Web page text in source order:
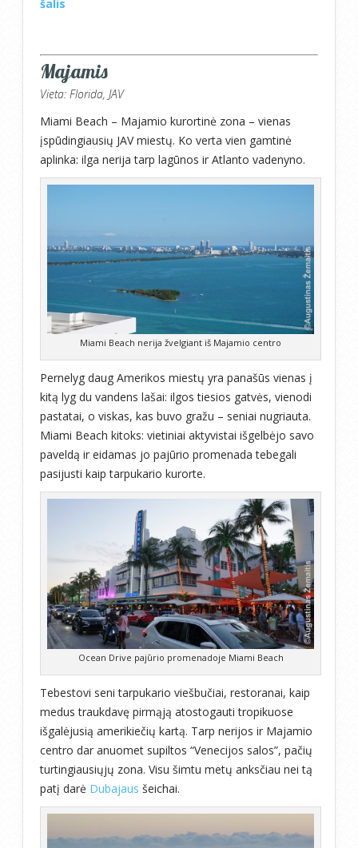
šalis
Majamis
Vieta: Florida, JAV
Miami Beach – Majamio kurortinė zona – vienas
įspūdingiausių JAV miestų. Ko verta vien gamtinė
aplinka: ilga nerija tarp lagūnos ir Atlanto vadenyno.
Miami Beach nerija žvelgiant iš Majamio centro
Pernelyg daug Amerikos miestų yra panašūs vienas į
kitą lyg du vandens lašai: ilgos tiesios gatvės, vienodi
pastatai, o viskas, kas buvo gražu – seniai nugriauta.
Miami Beach kitoks: vietiniai aktyvistai išgelbėjo savo
paveldą ir eidamas jo pajūrio promenada tebegali
pasijusti kaip tarpukario kurorte.
Ocean Drive pajūrio promenadoje Miami Beach
Tebestovi seni tarpukario viešbučiai, restoranai, kaip
medus traukdavę pirmąją atostogauti tropikuose
išgalėjusią amerikiečių kartą. Tarp nerijos ir Majamio
centro dar anuomet supiltos “Venecijos salos”, pačių
turtingiausiųjų zona. Visu šimtu metų anksčiau nei tą
patį darė Dubajaus šeichai.